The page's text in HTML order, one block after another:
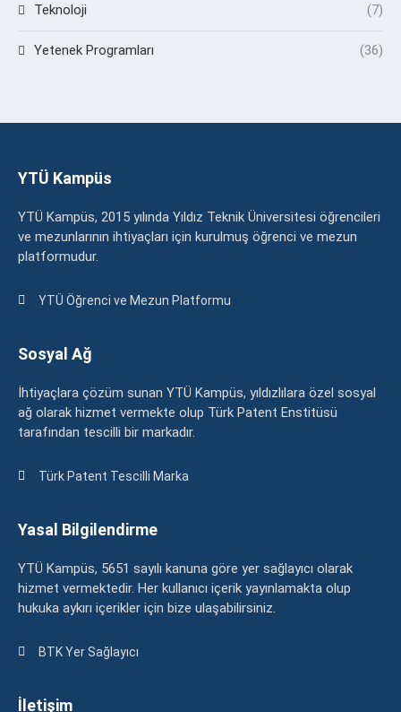
Teknoloji (7)
Yetenek Programları (36)
YTÜ Kampüs
YTÜ Kampüs, 2015 yılında Yıldız Teknik Üniversitesi öğrencileri
ve mezunlarının ihtiyaçları için kurulmuş öğrenci ve mezun
platformudur.
YTÜ Öğrenci ve Mezun Platformu
Sosyal Ağ
İhtiyaçlara çözüm sunan YTÜ Kampüs, yıldızlılara özel sosyal
ağ olarak hizmet vermekte olup Türk Patent Enstitüsü
tarafından tescilli bir markadır.
Türk Patent Tescilli Marka
Yasal Bilgilendirme
YTÜ Kampüs, 5651 sayılı kanuna göre yer sağlayıcı olarak
hizmet vermektedir. Her kullanıcı içerik yayınlamakta olup
hukuka aykırı içerikler için bize ulaşabilirsiniz.
BTK Yer Sağlayıcı
İletişim